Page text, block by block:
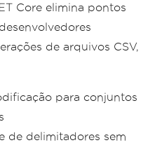
Core elimina pontos
de arquivos CSV,
para conjuntos
de delimitadores sem